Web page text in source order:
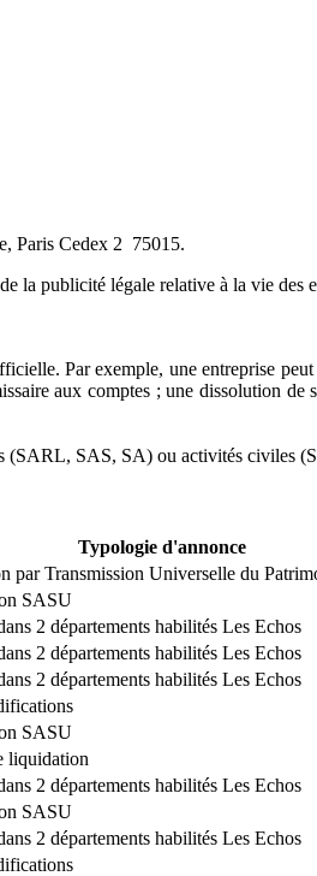
Paris Cedex 2 75015.
la publicité légale relative à la vie des
Par exemple, une entreprise
aux comptes ; une dissolution de
(SARL, SAS, SA) ou activités civiles
Typologie d'annonce
par Transmission Universelle du
SASU
2 départements habilités Les Echos
2 départements habilités Les Echos
2 départements habilités Les Echos
SASU
liquidation
2 départements habilités Les Echos
SASU
2 départements habilités Les Echos